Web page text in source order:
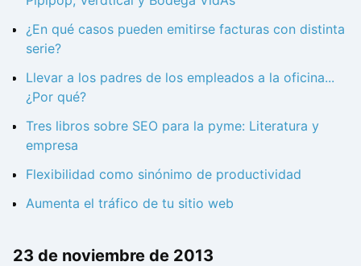
¿En qué casos pueden emitirse facturas con distinta
serie?
Llevar a los padres de los empleados a la oficina...
¿Por qué?
Tres libros sobre SEO para la pyme: Literatura y
empresa
Flexibilidad como sinónimo de productividad
Aumenta el tráfico de tu sitio web
23 de noviembre de 2013